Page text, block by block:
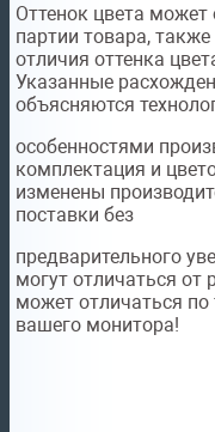
Оттенок цвета может
партии товара,
отличия оттенка
Указанные
объясняются
особенностями
комплектация и
изменены
поставки без
предварительного
могут отличаться от
может отличаться по
вашего монитора!